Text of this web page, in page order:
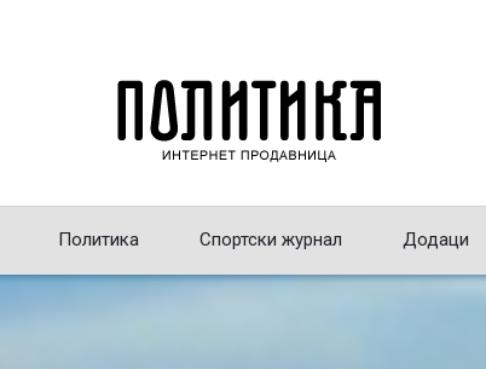
Политика Спортски журнал Додаци